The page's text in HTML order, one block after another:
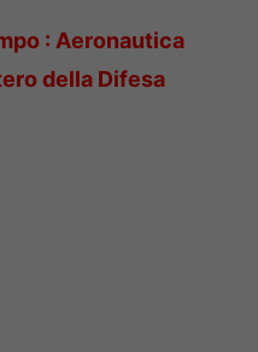
: Aeronautica
della Difesa